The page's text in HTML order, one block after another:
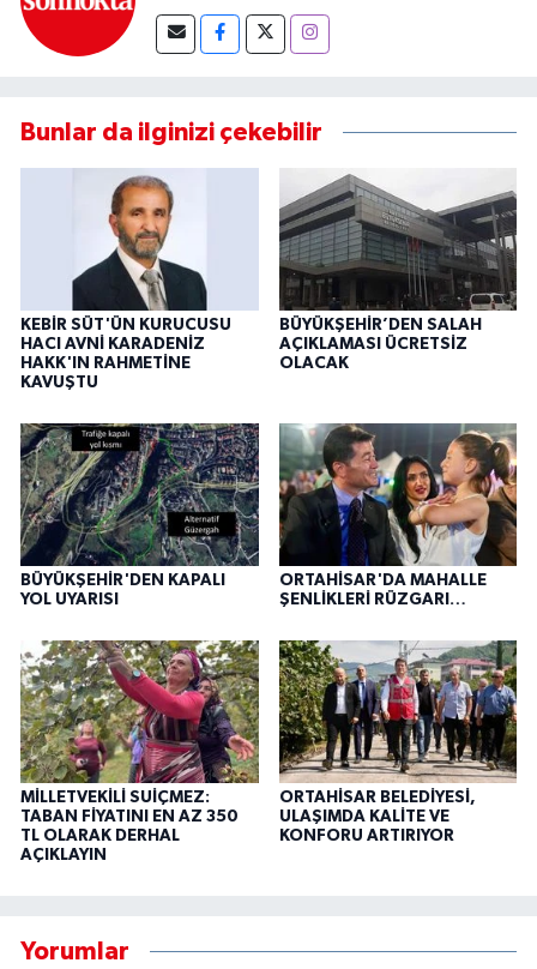
Bunlar da ilginizi çekebilir
KEBİR SÜT'ÜN KURUCUSU
HACI AVNİ KARADENİZ
HAKK'IN RAHMETİNE
KAVUŞTU
BÜYÜKŞEHİR’DEN SALAH
AÇIKLAMASI ÜCRETSİZ
OLACAK
BÜYÜKŞEHİR'DEN KAPALI
YOL UYARISI
ORTAHİSAR'DA MAHALLE
ŞENLİKLERİ RÜZGARI…
MİLLETVEKİLİ SUİÇMEZ:
TABAN FİYATINI EN AZ 350
TL OLARAK DERHAL
AÇIKLAYIN
ORTAHİSAR BELEDİYESİ,
ULAŞIMDA KALİTE VE
KONFORU ARTIRIYOR
Yorumlar